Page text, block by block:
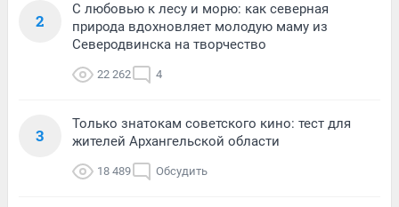
2
С любовью к лесу и морю: как северная
природа вдохновляет молодую маму из
Северодвинска на творчество
22 262 4
3
Только знатокам советского кино: тест для
жителей Архангельской области
18 489 Обсудить